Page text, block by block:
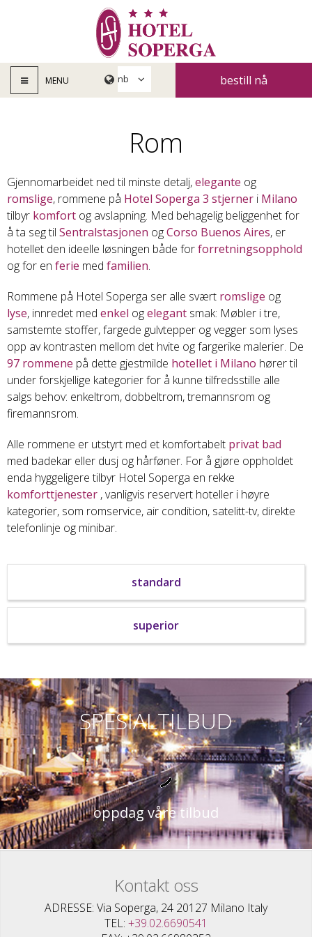
MENU bestill nå
Rom
Gjennomarbeidet ned til minste detalj,elegante og
romslige, rommene på Hotel Soperga 3 stjerner i Milano
tilbyr komfort og avslapning. Med behagelig beliggenhet for
å ta seg til Sentralstasjonen ogCorso Buenos Aires, er
hotellet den ideelle løsningen både forforretningsopphold
og for en ferie med familien.
Rommene på Hotel Soperga ser alle svært romslige og
lyse, innredet med enkel ogelegant smak: Møbler i tre,
samstemte stoffer, fargede gulvtepper og vegger som lyses
opp av kontrasten mellom det hvite og fargerike malerier. De
97 rommene på dette gjestmilde hotellet i Milano hører til
under forskjellige kategorier for å kunne tilfredsstille alle
salgs behov: enkeltrom, dobbeltrom, tremannsrom og
firemannsrom.
Alle rommene er utstyrt med et komfortabelt privat bad
med badekar eller dusj og hårføner. For å gjøre oppholdet
enda hyggeligere tilbyr Hotel Soperga en rekke
komforttjenester , vanligvis reservert hoteller i høyre
kategorier, som romservice, air condition, satelitt-tv, direkte
telefonlinje og minibar.
standard
superior
SPESIALTILBUD
oppdag våre tilbud
Kontakt oss
ADRESSE Via Soperga, 24 20127 Milano Italy
TEL +39.02.6690541